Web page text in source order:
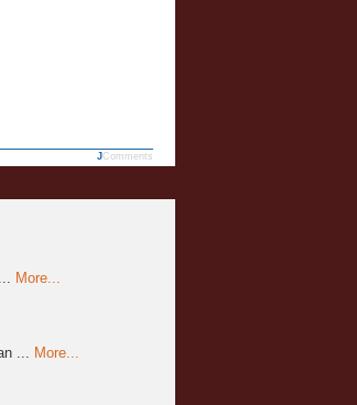
JComments
More...
...
More...